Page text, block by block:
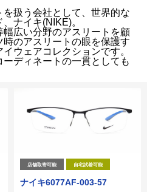
扱う会社として、世界的な
ナイキ(NIKE)。
広い分野のアスリートを顧
のアスリートの眼を保護す
ウェアコレクションです。
ディネートの一貫としても
店舗取寄可能 自宅試着可能
ナイキ6077AF-003-57